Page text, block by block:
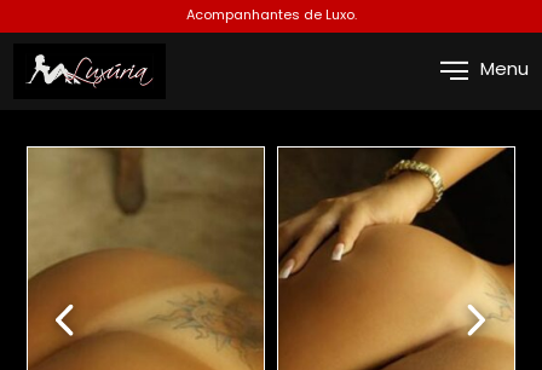
Acompanhantes de Luxo.
Menu